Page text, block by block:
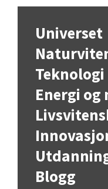
Universet
Teknologi
Energi og
Blogg